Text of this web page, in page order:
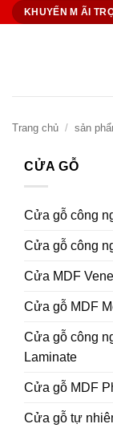
Bỏ
KHUYẾN M ÃI
Trang chủ / sản
CỬA GỖ
Cửa gỗ công
Cửa gỗ công
Cửa MDF
Cửa gỗ MDF
Cửa gỗ công
Laminate
Cửa gỗ MDF
Cửa gỗ tự